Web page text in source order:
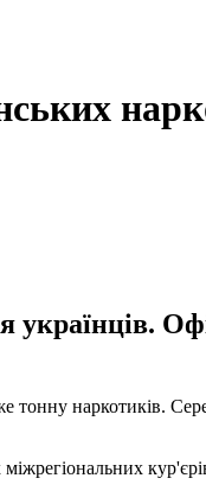
українців.
наркотиків.